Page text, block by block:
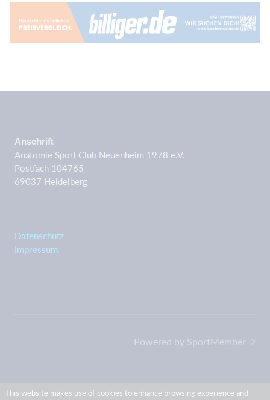
Anschrift
Anatomie Sport Club Neuenheim 1978 e.V.
Postfach 104765
69037 Heidelberg
Datenschutz
Impressum
Powered by SportMember
This website makes use of cookies to enhance browsing experience and